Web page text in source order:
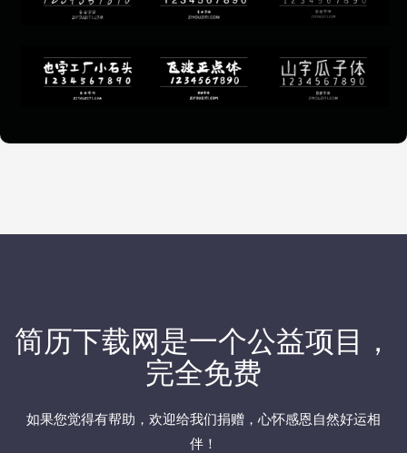
简历下载网是一个公益项目，
完全免费
如果您觉得有帮助，欢迎给我们捐赠 ，心怀感恩自然好运相
伴！